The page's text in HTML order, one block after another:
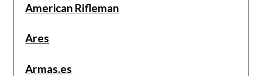
American Rifleman
Ares
Armas.es